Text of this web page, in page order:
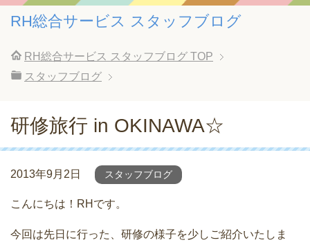
RH総合サービス スタッフブログ
RH総合サービス スタッフブログ TOP
スタッフブログ
研修旅行 in OKINAWA☆
2013年9月2日 スタッフブログ
こんにちは！RHです。
今回は先日に行った、研修の様子を少しご紹介いたしま